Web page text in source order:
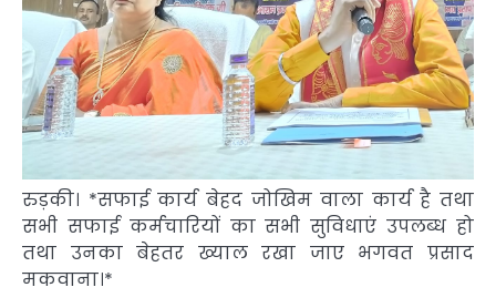
रुड़की। *सफाई कार्य बेहद जोखिम वाला कार्य है तथा
सभी सफाई कर्मचारियों का सभी सुविधाएं उपलब्ध हो
तथा उनका बेहतर ख्याल रखा जाए भगवत प्रसाद
मकवाना।*